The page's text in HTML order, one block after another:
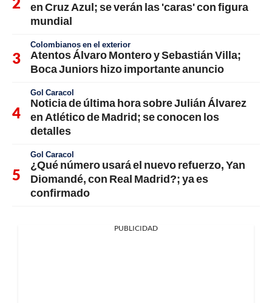
en Cruz Azul; se verán las 'caras' con figura
mundial
Colombianos en el exterior
Atentos Álvaro Montero y Sebastián Villa;
Boca Juniors hizo importante anuncio
Gol Caracol
Noticia de última hora sobre Julián Álvarez
en Atlético de Madrid; se conocen los
detalles
Gol Caracol
¿Qué número usará el nuevo refuerzo, Yan
Diomandé, con Real Madrid?; ya es
confirmado
PUBLICIDAD